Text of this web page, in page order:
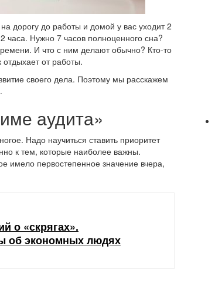
дорогу до работы и домой у вас уходит 2
часа. Нужно 7 часов полноценного сна?
И что с ним делают обычно? Кто-то
отдыхает от работы.
своего дела. Поэтому мы расскажем
аудита»
Надо научиться ставить приоритет
к тем, которые наиболее важны.
имело первостепенное значение вчера,
о «скрягах».
об экономных людях